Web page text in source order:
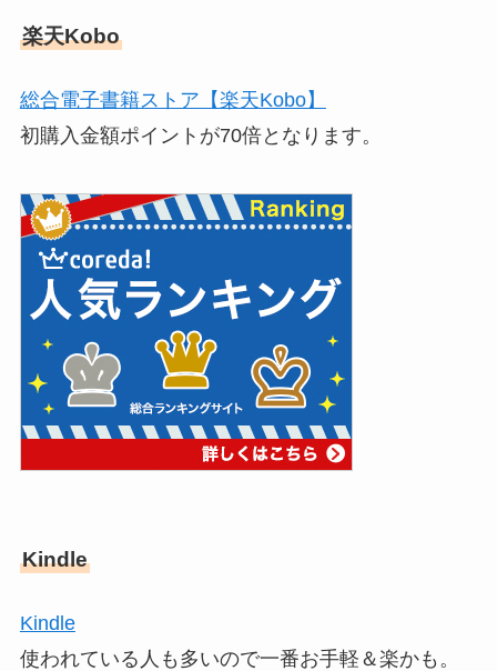
楽天Kobo
総合電子書籍ストア【楽天Kobo】
初購入金額ポイントが70倍となります。
Kindle
Kindle
使われている人も多いので一番お手軽＆楽かも。